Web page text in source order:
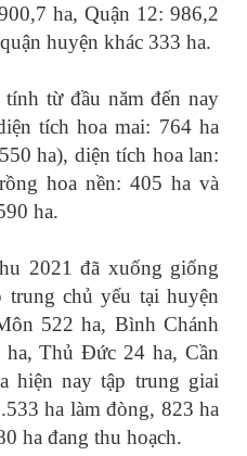
ha, Quận 12: 986,2
huyện khác 333 ha.
từ đầu năm đến nay
tích hoa mai: 764 ha
ha), diện tích hoa lan:
hoa nền: 405 ha và
ha.
2021 đã xuống giống
trung chủ yếu tại huyện
522 ha, Bình Chánh
Thủ Đức 24 ha, Cần
hiện nay tập trung giai
ha làm đòng, 823 ha
ha đang thu hoạch.